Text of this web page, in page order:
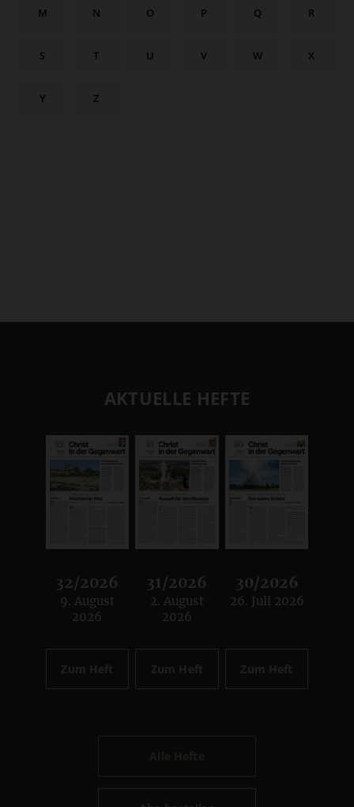
M N O P Q R
S T U V W X
Y Z
AKTUELLE HEFTE
32/2026
:
9. August
2026
Zum Heft
31/2026
:
2. August
2026
Zum Heft
30/2026
:
26. Juli 2026
Zum Heft